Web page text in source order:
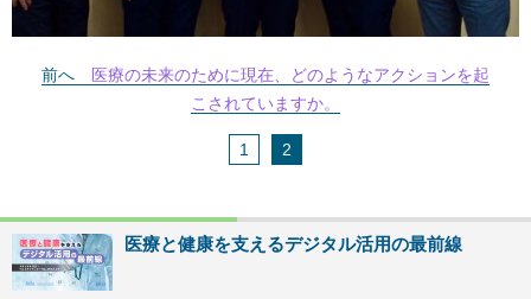
前へ
医療の未来のために現在、どのようなアクションを起
こされていますか。
1 2
医療と健康を支えるデジタル活用の最前線